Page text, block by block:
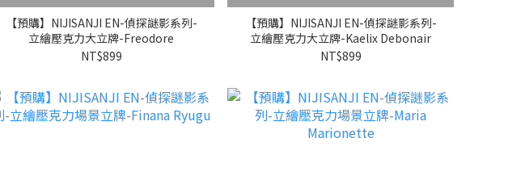
【預購】NIJISANJI EN-偵探謎影系列-
立繪壓克力大立牌-Freodore
NT$899
【預購】NIJISANJI EN-偵探謎影系列-
立繪壓克力大立牌-Kaelix Debonair
NT$899